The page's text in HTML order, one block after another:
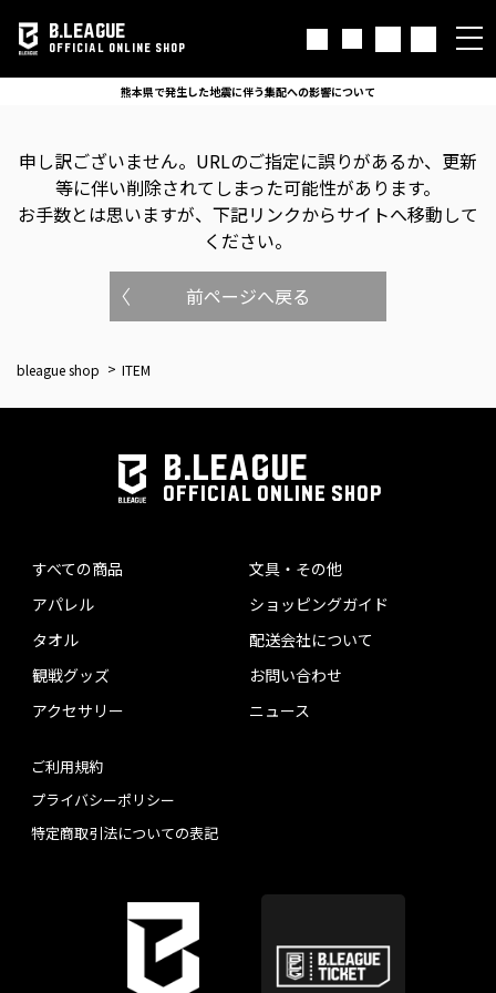
B.LEAGUE
OFFICIAL ONLINE SHOP
熊本県で発生した地震に伴う集配への影響について
申し訳ございません。 URLのご指定に誤りがあるか、更新
等に伴い削除されてしまった可能性があります。
お手数とは思いますが、下記リンクからサイトへ移動して
ください。
前ページへ戻る
bleague shop ITEM
B.LEAGUE
OFFICIAL ONLINE SHOP
すべての商品
アパレル
タオル
観戦グッズ
アクセサリー
文具・その他
ショッピングガイド
配送会社について
お問い合わせ
ニュース
ご利用規約
プライバシーポリシー
特定商取引法についての表記